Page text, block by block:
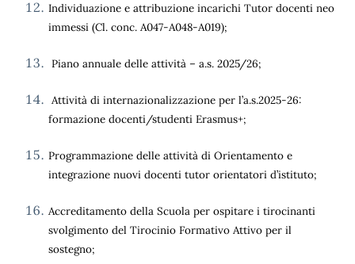
Individuazione e attribuzione incarichi Tutor docenti neo
immessi (Cl. conc. A047-A048-A019);
Piano annuale delle attività – a.s. 2025/26;
Attività di internazionalizzazione per l’a.s.2025-26:
formazione docenti/studenti Erasmus+;
Programmazione delle attività di Orientamento e
integrazione nuovi docenti tutor orientatori d’istituto;
Accreditamento della Scuola per ospitare i tirocinanti
svolgimento del Tirocinio Formativo Attivo per il
sostegno;